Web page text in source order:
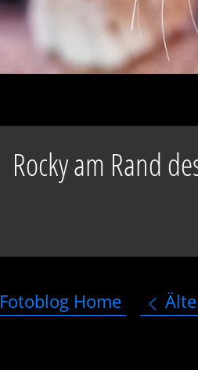
Rocky am Rand
Fotoblog Home